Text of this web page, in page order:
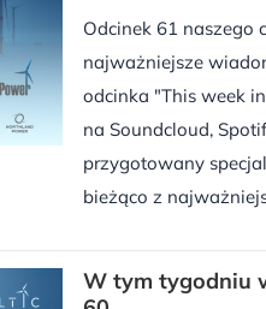
Odcinek 61 naszego
najważniejsze
odcinka "This week
na Soundcloud,
przygotowany
bieżąco z
W tym tygodniu